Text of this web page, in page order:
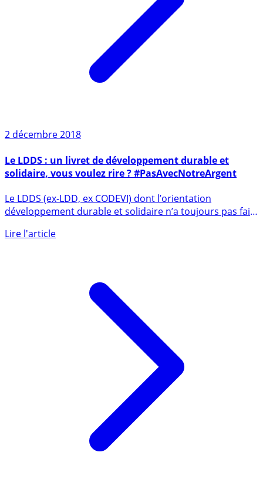
2 décembre 2018
Le LDDS : un livret de développement durable et
solidaire, vous voulez rire ? #PasAvecNotreArgent
développement durable et solidaire n’a toujours pas fait